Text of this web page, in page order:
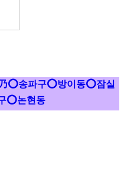
⭕송파구⭕방이동⭕잠실
⭕논현동